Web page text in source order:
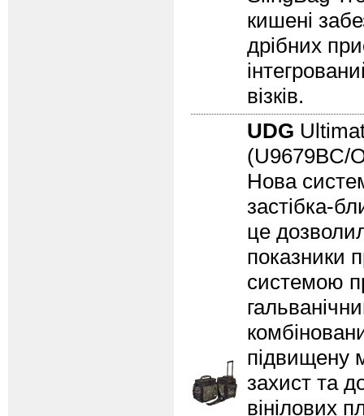
кишені
дрібних
візків.
UDG
(U9679BC/
Нова
застібка-
це
показники
системою
підвищену
захист та
вінілових